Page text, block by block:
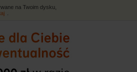
na Twoim dysku,